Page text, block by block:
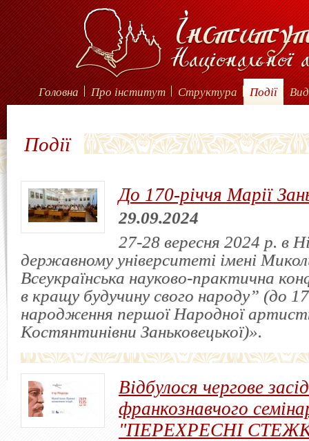
Головна Про інститут Структура Події
Події
До 170-річчя Марії
29.09.2024
27-28 вересня 2024 р. в
державному університеті імені
Всеукраїнська науково-практична
в кращу будучину свого народу” (до
народження першої Народної
Костянтинівни Заньковецької)».
Відбулося чергове
франкознавчого
"ПЕРЕХРЕСНІ